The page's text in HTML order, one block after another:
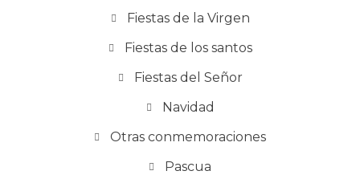
Fiestas de la Virgen
Fiestas de los santos
Fiestas del Señor
Navidad
Otras conmemoraciones
Pascua